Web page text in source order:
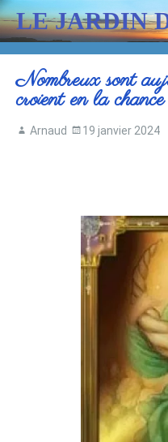
LE JARDIN
Skip to content
Nombreux sont
croient en la chance
Arnaud 19 janvier 2024